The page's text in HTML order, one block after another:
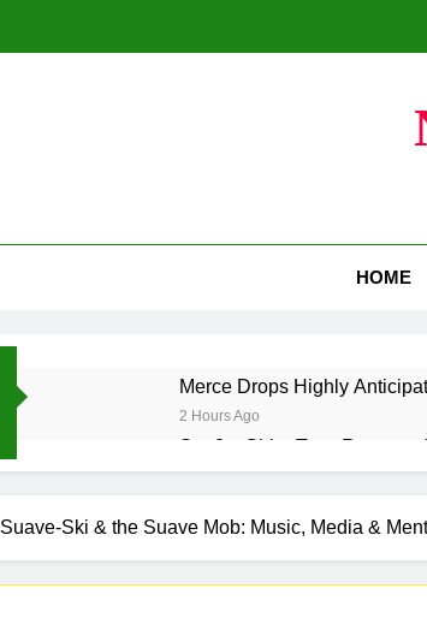
HOME
Merce Drops Highly
2 Hours Ago
Star2 x ChinaTownRunner x
11 Hours Ago
24 Hours Ago
D$AVAGE Drops Highly
Suave-Ski & the Suave Mob: Music, Media &